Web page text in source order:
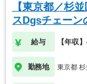
【東京都／杉
スDgsチェー
給与 【年収
勤務地 東京都 杉